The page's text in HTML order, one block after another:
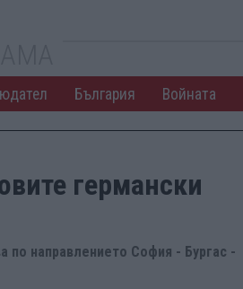
България Войната
германски
по направлението София - Бургас -